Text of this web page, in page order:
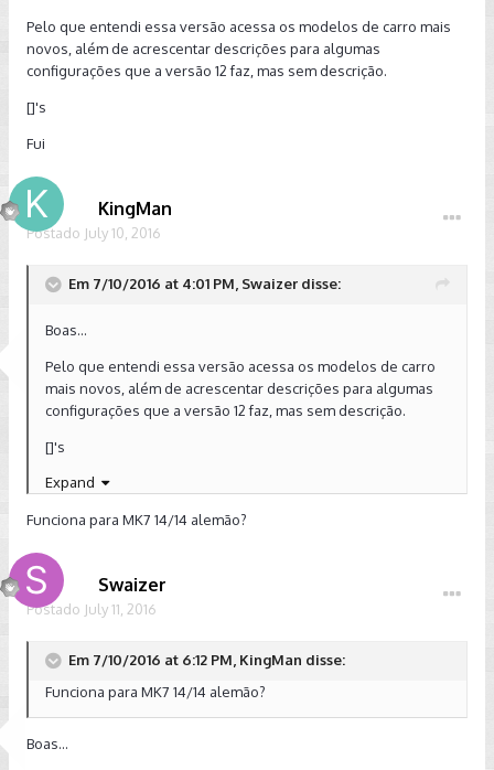
Pelo que entendi essa versão acessa os modelos de carro mais
novos, além de acrescentar descrições para algumas
configurações que a versão 12 faz, mas sem descrição.
[]'s
Fui
KingMan
Postado July 10, 2016
Em 7/10/2016 at 4:01 PM, Swaizer disse:
Boas...
Pelo que entendi essa versão acessa os modelos de carro
mais novos, além de acrescentar descrições para algumas
configurações que a versão 12 faz, mas sem descrição.
[]'s
Fui
Expand
Funciona para MK7 14/14 alemão?
Swaizer
Postado July 11, 2016
Em 7/10/2016 at 6:12 PM, KingMan disse:
Funciona para MK7 14/14 alemão?
Boas...